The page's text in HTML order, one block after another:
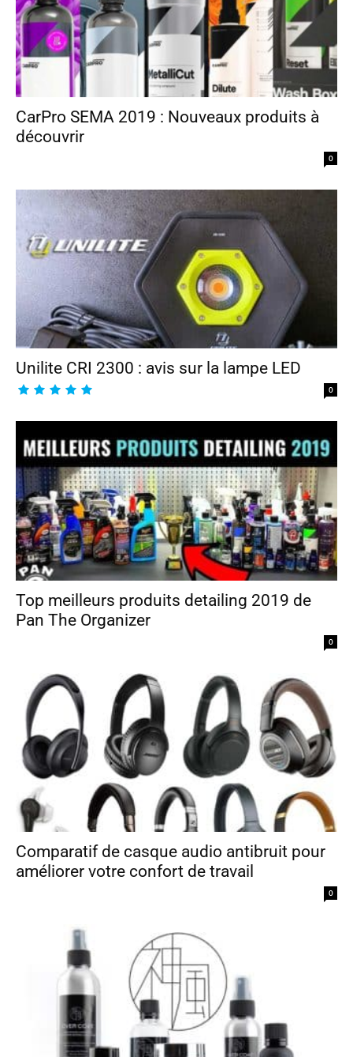
CarPro SEMA 2019 : Nouveaux produits à
découvrir
0
Unilite CRI 2300 : avis sur la lampe LED
0
Top meilleurs produits detailing 2019 de
Pan The Organizer
0
Comparatif de casque audio antibruit pour
améliorer votre confort de travail
0